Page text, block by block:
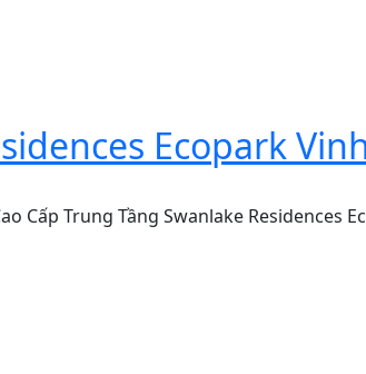
Ecopark
Cấp Trung Tầng Swanlake Residences